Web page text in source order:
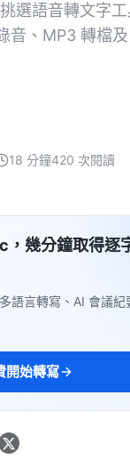
選語音轉文字
音、MP3 轉檔
18 分鐘420 次閱讀
幾分鐘取得逐
語言轉寫、AI 會議紀
開始轉寫